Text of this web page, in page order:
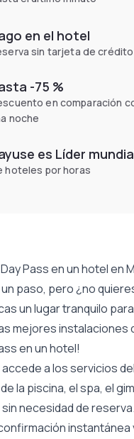
en el hotel
sin tarjeta de crédito
-75 %
en comparación
noche
es Líder
hoteles por horas
Pass en un hotel en
paso, pero ¿no
un lugar tranquilo
mejores instalaciones
en un hotel!
a los servicios
la piscina, el spa, el
necesidad de
instantánea